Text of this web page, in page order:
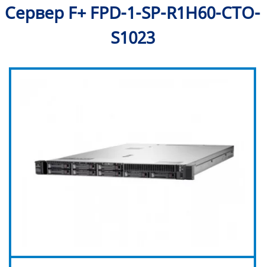
Сервер F+ FPD-1-SP-R1H60-CTO-
S1023